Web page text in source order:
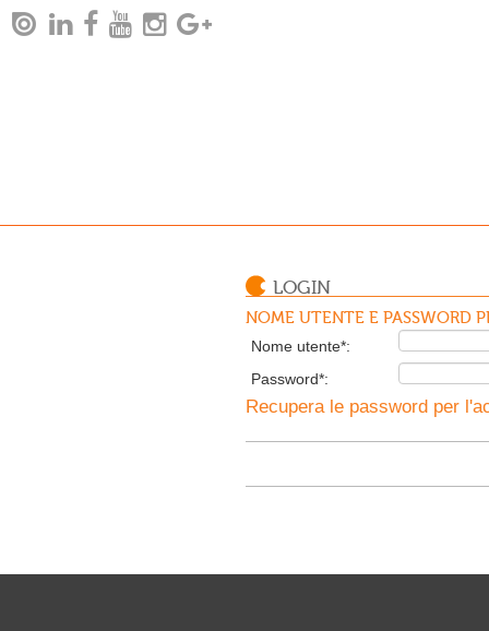
LOGIN
NOME UTENTE E PASSWORD
Nome utente*:
Password*:
Recupera le password per